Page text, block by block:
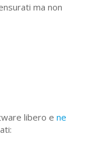
ma non
libero e ne